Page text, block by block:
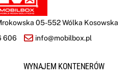
05-552 Wólka Kosowska
606
info@mobilbox.pl
WYNAJEM KONTENERÓW